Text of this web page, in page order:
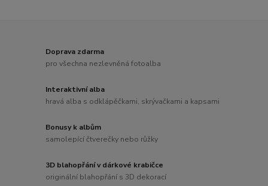
Doprava zdarma
pro všechna nezlevněná fotoalba
Interaktivní alba
hravá alba s odklápěčkami, skrývačkami a kapsami
Bonusy k albům
samolepící čtverečky nebo růžky
3D blahopřání v dárkové krabičce
originální blahopřání s 3D dekorací